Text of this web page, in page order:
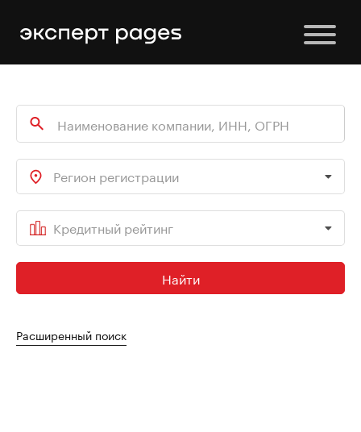
Регион регистрации
Кредитный рейтинг
Найти
Расширенный поиск